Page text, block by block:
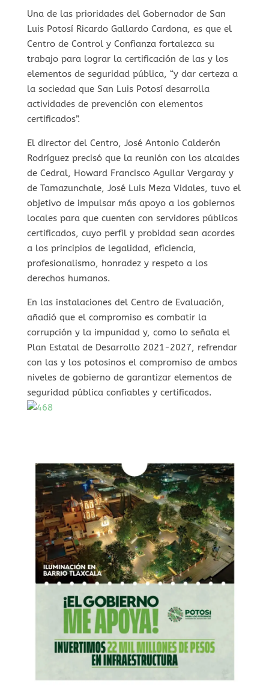
Una de las prioridades del Gobernador de San
Luis Potosí Ricardo Gallardo Cardona, es que el
Centro de Control y Confianza fortalezca su
trabajo para lograr la certificación de las y los
elementos de seguridad pública, “y dar certeza a
la sociedad que San Luis Potosí desarrolla
actividades de prevención con elementos
certificados”.
El director del Centro, José Antonio Calderón
Rodríguez precisó que la reunión con los alcaldes
de Cedral, Howard Francisco Aguilar Vergaray y
de Tamazunchale, José Luis Meza Vidales, tuvo el
objetivo de impulsar más apoyo a los gobiernos
locales para que cuenten con servidores públicos
certificados, cuyo perfil y probidad sean acordes
a los principios de legalidad, eficiencia,
profesionalismo, honradez y respeto a los
derechos humanos.
En las instalaciones del Centro de Evaluación,
añadió que el compromiso es combatir la
corrupción y la impunidad y, como lo señala el
Plan Estatal de Desarrollo 2021-2027, refrendar
con las y los potosinos el compromiso de ambos
niveles de gobierno de garantizar elementos de
seguridad pública confiables y certificados.